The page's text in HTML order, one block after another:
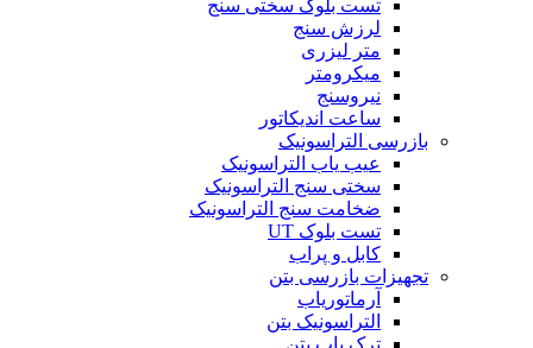
تست بلوک سختی سنج
لرزش سنج
متر لیزری
میکرومتر
نیروسنج
ساعت اندیکاتور
بازرسی التراسونیک
عیب یاب التراسونیک
سختی سنج التراسونیک
ضخامت سنج التراسونیک
تست بلوک UT
کابل و پراب
تجهیزات بازرسی بتن
آرماتوریاب
التراسونیک بتن
ترک یاب بتن